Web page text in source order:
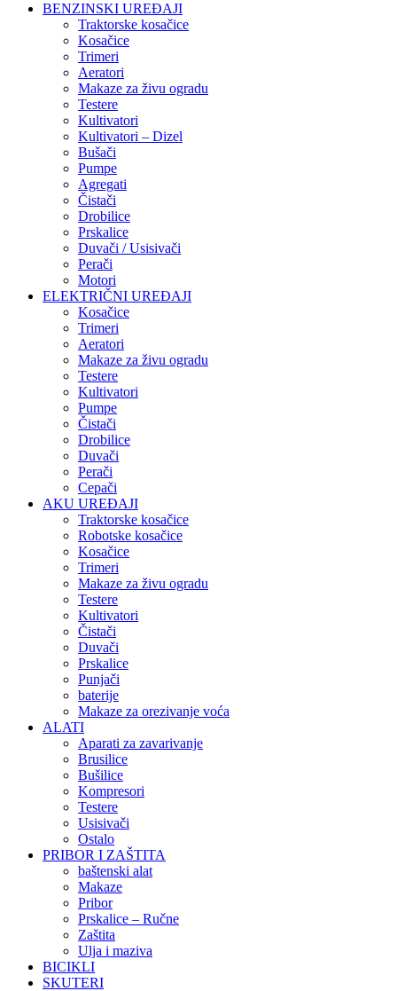
BENZINSKI UREĐAJI
Traktorske kosačice
Kosačice
Trimeri
Aeratori
Makaze za živu ogradu
Testere
Kultivatori
Kultivatori – Dizel
Bušači
Pumpe
Agregati
Čistači
Drobilice
Prskalice
Duvači / Usisivači
Perači
Motori
ELEKTRIČNI UREĐAJI
Kosačice
Trimeri
Aeratori
Makaze za živu ogradu
Testere
Kultivatori
Pumpe
Čistači
Drobilice
Duvači
Perači
Cepači
AKU UREĐAJI
Traktorske kosačice
Robotske kosačice
Kosačice
Trimeri
Makaze za živu ogradu
Testere
Kultivatori
Čistači
Duvači
Prskalice
Punjači
baterije
Makaze za orezivanje voća
ALATI
Aparati za zavarivanje
Brusilice
Bušilice
Kompresori
Testere
Usisivači
Ostalo
PRIBOR I ZAŠTITA
baštenski alat
Makaze
Pribor
Prskalice – Ručne
Zaštita
Ulja i maziva
BICIKLI
SKUTERI